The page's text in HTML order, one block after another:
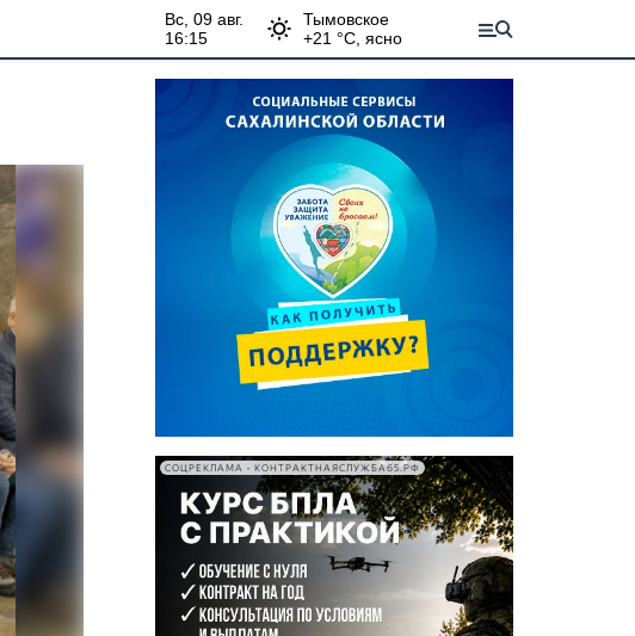
вс, 09 авг.
16:15
Тымовское
+21 °С, ясно
СОЦРЕКЛАМА • КОНТРАКТНАЯСЛУЖБА65.РФ